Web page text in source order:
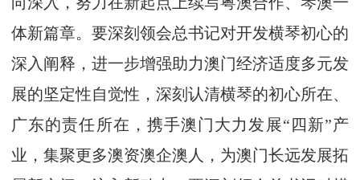
体新篇章。要深刻领会总书记对开发横琴初心的
深入阐释，进一步增强助力澳门经济适度多元发
展的坚定性自觉性，深刻认清横琴的初心所在、
广东的责任所在，携手澳门大力发展“四新”产
业，集聚更多澳资澳企澳人，为澳门长远发展拓